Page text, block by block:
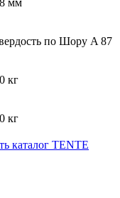
по Шору A 87
кг
кг
каталог TENTE